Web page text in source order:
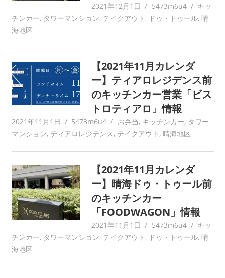
2021年12月1日 5473m6u4
キッ
チンカー, タワーマンション, テイクアウト , ドゥ・トゥール, 晴
海地区
【2021年11月カレンダ
ー】ティアロレジデンス前
のキッチンカー営業「ビス
トロティアロ」情報
2021年11月1日 5473m6u4 お弁当, キッチンカー, タワー
マンション, ティアロレジテンス, テイクアウト , 晴海地区
【2021年11月カレンダ
ー】晴海ドゥ・トゥール前
のキッチンカー
「FOODWAGON」情報
2021年11月1日 5473m6u4
キッ
チンカー, タワーマンション, テイクアウト , ドゥ・トゥール, 晴
海地区